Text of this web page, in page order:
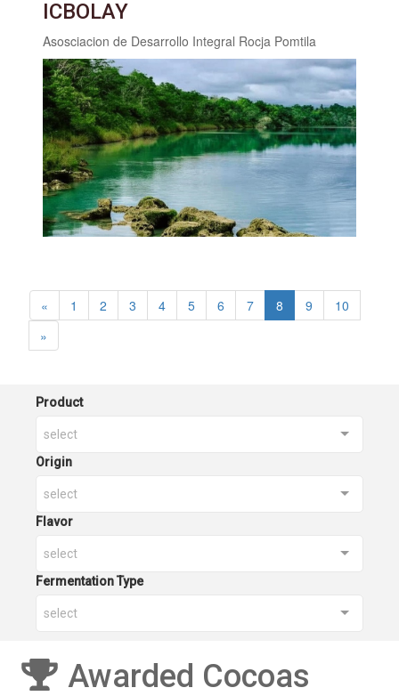
ICBOLAY
Asosciacion de Desarrollo Integral Rocja Pomtila
« 1 2 3 4 5 6 7 8 9
10
»
Product
select
Origin
select
Flavor
select
Fermentation Type
select
Awarded Cocoas